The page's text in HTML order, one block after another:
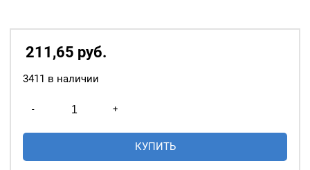
211,65 руб.
3411 в наличии
-
товара
Насадка
+
КУПИТЬ